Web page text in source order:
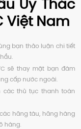
Ủy Thác
Việt Nam
bạn thảo luận chi tiết
sẽ thay mặt bạn đàm
cấp nước ngoài.
các thủ tục thanh toán
hãng tàu, hãng hàng
hàng.